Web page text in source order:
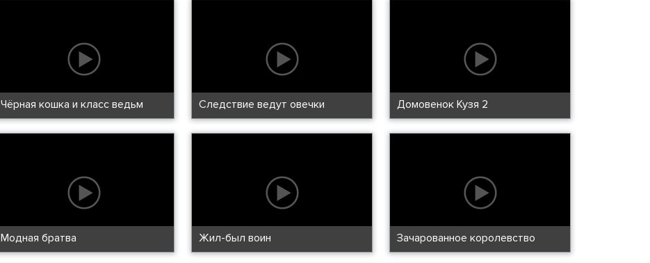
Чёрная кошка и класс ведьм Следствие ведут овечки Домовенок Кузя 2
Модная братва Жил-был воин Зачарованное королевство